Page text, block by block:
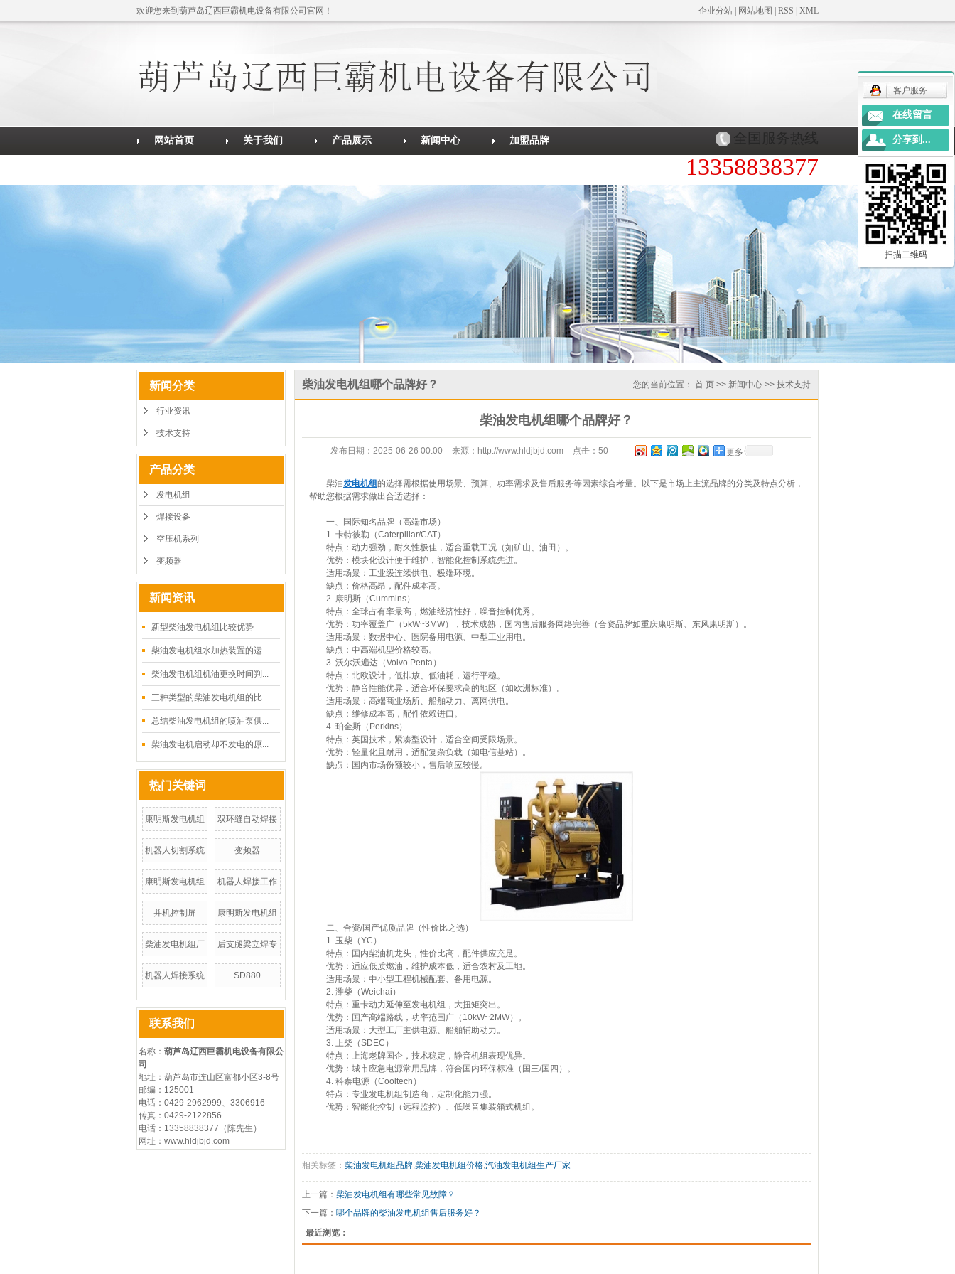
欢迎您来到葫芦岛辽西巨霸机电设备有限公司官网！ 企业分站 网站地图 RSS XML
全国服务热线
13358838377
网站首页 关于我们
联系我们
营业执照
产品展示
焊接设备
新闻中心 加盟品牌
新闻分类
行业资讯
技术支持
产品分类
发电机组
焊接设备
空压机系列
变频器
新闻资讯
新型柴油发电机组比较优势
柴油发电机组水加热装置的运...
柴油发电机组机油更换时间判...
三种类型的柴油发电机组的比...
总结柴油发电机组的喷油泵供...
柴油发电机启动却不发电的原...
热门关键词
康明斯发电机组 双环缝自动焊接
机器人切割系统 变频器
康明斯发电机组 机器人焊接工作
并机控制屏 康明斯发电机组
柴油发电机组厂 后支腿梁立焊专
机器人焊接系统 SD880
联系我们
名称： 葫芦岛辽西巨霸机电设备有限公
司
地址：葫芦岛市连山区富都小区3-8号
邮编：125001
电话：0429-2962999、3306916
传真：0429-2122856
电话：13358838377（陈先生）
网址：www.hldjbjd.com
柴油发电机组哪个品牌好？ 您的当前位置： 首 页 >> 新闻中心 >> 技术支持
柴油发电机组哪个品牌好？
发布日期： 2025-06-26 00:00 来源： http://www.hldjbjd.com 点击： 50 更多
柴油发电机组的选择需根据使用场景、预算、功率需求及售后服务等因素综合考量。以下是市场上主流品牌的分类及特点分析，
帮助您根据需求做出合适选择：
一、国际知名品牌（高端市场）‌
1. 卡特彼勒（Caterpillar/CAT）‌
特点‌：动力强劲，耐久性极佳，适合重载工况（如矿山、油田）。
优势‌：模块化设计便于维护，智能化控制系统先进。
适用场景‌：工业级连续供电、极端环境。
缺点‌：价格高昂，配件成本高。
2. 康明斯（Cummins）‌
特点‌：全球占有率最高，燃油经济性好，噪音控制优秀。
优势‌：功率覆盖广（5kW~3MW），技术成熟，国内售后服务网络完善（合资品牌如重庆康明斯、东风康明斯）。
适用场景‌：数据中心、医院备用电源、中型工业用电。
缺点‌：中高端机型价格较高。
3. 沃尔沃遍达（Volvo Penta）‌
特点‌：北欧设计，低排放、低油耗，运行平稳。
优势‌：静音性能优异，适合环保要求高的地区（如欧洲标准）。
适用场景‌：高端商业场所、船舶动力、离网供电。
缺点‌：维修成本高，配件依赖进口。
4. 珀金斯（Perkins）‌
特点‌：英国技术，紧凑型设计，适合空间受限场景。
优势‌：轻量化且耐用，适配复杂负载（如电信基站）。
缺点‌：国内市场份额较小，售后响应较慢。
二、合资/国产优质品牌（性价比之选）‌
1. 玉柴（YC）‌
特点‌：国内柴油机龙头，性价比高，配件供应充足。
优势‌：适应低质燃油，维护成本低，适合农村及工地。
适用场景‌：中小型工程机械配套、备用电源。
2. 潍柴（Weichai）‌
特点‌：重卡动力延伸至发电机组，大扭矩突出。
优势‌：国产高端路线，功率范围广（10kW~2MW）。
适用场景‌：大型工厂主供电源、船舶辅助动力。
3. 上柴（SDEC）‌
特点‌：上海老牌国企，技术稳定，静音机组表现优异。
优势‌：城市应急电源常用品牌，符合国内环保标准（国三/国四）。
4. 科泰电源（Cooltech）‌
特点‌：专业发电机组制造商，定制化能力强。
优势‌：智能化控制（远程监控）、低噪音集装箱式机组。
相关标签： 柴油发电机组品牌,柴油发电机组价格,汽油发电机组生产厂家
上一篇： 柴油发电机组有哪些常见故障？
下一篇： 哪个品牌的柴油发电机组售后服务好？
最近浏览：
客户服务
在线留言
分享到...
扫描二维码